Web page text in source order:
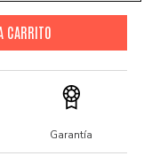
Garantía